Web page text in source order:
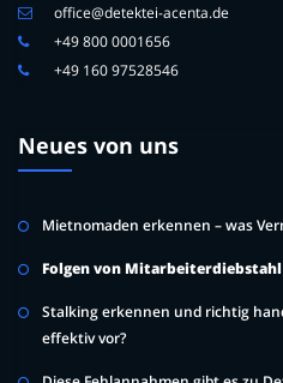
office@detektei-acenta.de
+49 800 0001656
+49 160 97528546
Neues von uns
Mietnomaden erkennen – was
Folgen von Mitarbeiterdiebstahl
Stalking erkennen und richtig
effektiv vor?